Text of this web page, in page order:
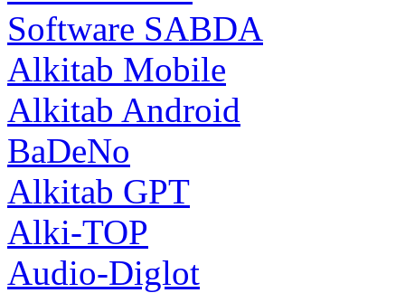
Software SABDA
Alkitab Mobile
Alkitab Android
BaDeNo
Alkitab GPT
Alki-TOP
Audio-Diglot